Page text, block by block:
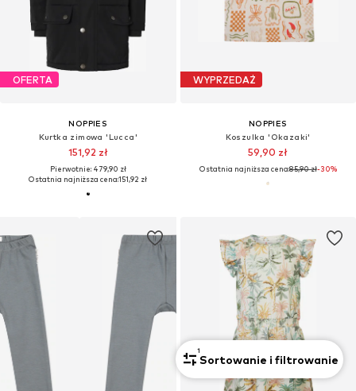
OFERTA
NOPPIES
Kurtka zimowa 'Lucca'
151,92 zł
Pierwotnie: 479,90 zł
Ostatnia najniższa cena:151,92 zł
WYPRZEDAŻ
NOPPIES
Koszulka 'Okazaki'
59,90 zł
Ostatnia najniższa cena:85,90 zł-30%
1
Sortowanie i filtrowanie